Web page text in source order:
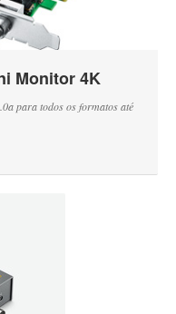
Monitor 4K
para todos os formatos até